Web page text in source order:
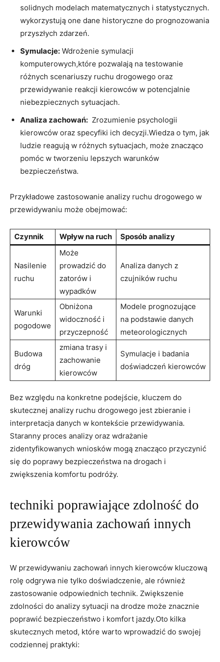
solidnych modelach matematycznych i statystycznych.
⁣wykorzystują one dane historyczne do prognozowania
przyszłych zdarzeń.
Symulacje: Wdrożenie ‌symulacji
komputerowych,które pozwalają na testowanie
różnych scenariuszy ⁣ruchu drogowego oraz‍
przewidywanie reakcji kierowców w ⁢potencjalnie
niebezpiecznych sytuacjach.
Analiza zachowań: ‍ Zrozumienie psychologii
kierowców oraz specyfiki ich decyzji.Wiedza‍ o tym, jak
ludzie reagują ⁢w różnych sytuacjach, może ‍znacząco
‍pomóc ⁣w tworzeniu⁤ lepszych​ warunków
bezpieczeństwa.
Przykładowe zastosowanie analizy‌ ruchu drogowego w
przewidywaniu może obejmować:
Czynnik Wpływ‍ na ⁣ruch Sposób analizy
Nasilenie
ruchu
Może
prowadzić do
zatorów i
wypadków
Analiza danych⁤ z‍
czujników ruchu
Warunki ​
pogodowe
Obniżona⁣
widoczność⁣ i
przyczepność
Modele prognozujące
⁤na podstawie danych
meteorologicznych
Budowa
dróg
zmiana trasy i
zachowanie
kierowców
Symulacje i badania
doświadczeń‍ kierowców
Bez względu‌ na konkretne ​podejście, kluczem ⁤do
skutecznej analizy ruchu drogowego jest zbieranie⁤ i
interpretacja danych w kontekście przewidywania.
Staranny ‌proces‌ analizy oraz wdrażanie
zidentyfikowanych wniosków⁢ mogą znacząco przyczynić
⁣się ⁣do poprawy bezpieczeństwa na drogach i
zwiększenia⁣ komfortu podróży.
techniki‍ poprawiające zdolność ⁤do‍
przewidywania ⁣zachowań innych
kierowców
W ⁣przewidywaniu zachowań⁤ innych kierowców kluczową
rolę ‌odgrywa nie tylko doświadczenie,‍ ale ‌również ​
zastosowanie odpowiednich technik. Zwiększenie
zdolności do analizy sytuacji na drodze ⁢może ⁣znacznie
poprawić bezpieczeństwo i​ komfort jazdy.Oto kilka
‌skutecznych metod, ‌które ⁣warto wprowadzić do swojej
codziennej praktyki: